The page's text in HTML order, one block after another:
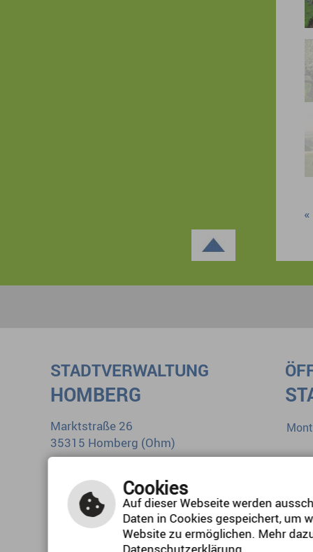
STADTVERWALTUNG
HOMBERG
Marktstraße 26
35315 Homberg (Ohm)
E-Mail schreiben
Cookies
Auf dieser Webseite werden
Daten in Cookies gespeichert, um
Website zu ermöglichen. Mehr
Datenschutzerklärung